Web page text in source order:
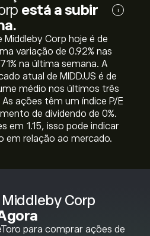
Middleby Corp
para comprar ações de
está a subir
i
Middleby Corp hoje é de
variação de ‎0.92‎% nas
na última semana. A
atual de MIDD.US é de
médio nos últimos três
ações têm um índice P/E
de dividendo de 0%.
em 1.15, isso pode indicar
em relação ao mercado.